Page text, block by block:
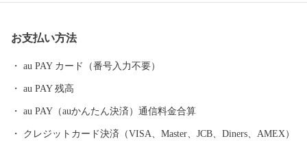
お支払い方法
au PAY カード（番号入力不要）
au PAY 残高
au PAY（auかんたん決済）通信料金合算
クレジットカード決済（VISA、Master、JCB、Diners、AMEX）